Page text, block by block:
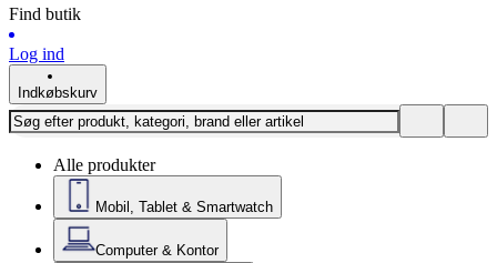
Find butik
Log ind
Indkøbskurv
Alle produkter
Mobil, Tablet & Smartwatch
Computer & Kontor